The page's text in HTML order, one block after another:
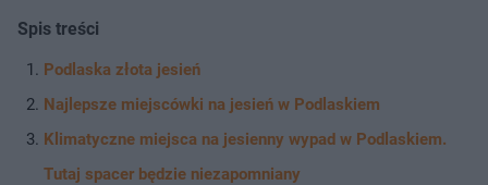
Spis treści
Podlaska złota jesień
Najlepsze miejscówki na jesień w Podlaskiem
Klimatyczne miejsca na jesienny wypad w Podlaskiem.
Tutaj spacer będzie niezapomniany